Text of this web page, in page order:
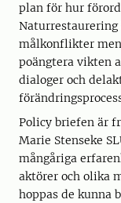
plan för hur
målkonflikter
poängtera vikten
dialoger och
Policy briefen är
Marie Stenseke
mångåriga
aktörer och olika
hoppas de